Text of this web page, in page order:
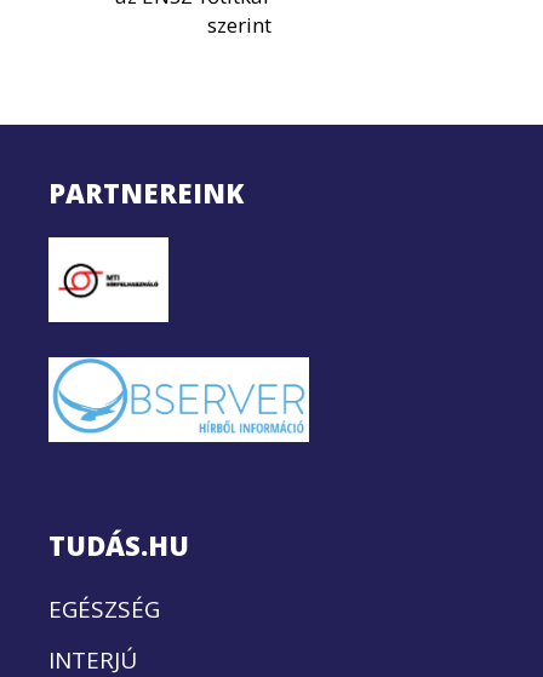
szerint
PARTNEREINK
TUDÁS.HU
EGÉSZSÉG
INTERJÚ